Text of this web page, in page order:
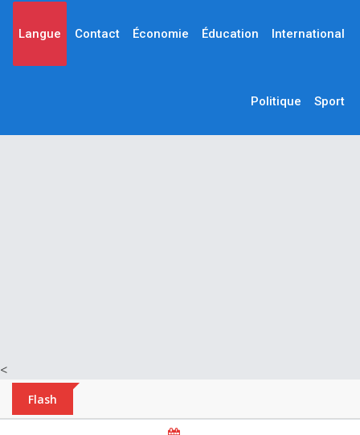
<
Langue Contact Économie Éducation International
Politique Sport
Flash